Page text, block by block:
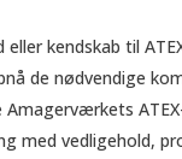
eller kendskab til
de nødvendige
Amagerværkets
med vedligehold,